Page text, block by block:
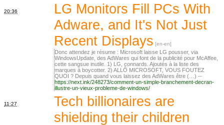
20:36
LG Monitors Fill PCs With
Adware, and It's Not Just
Recent Displays
Donc attendez je résume : Microsoft laisse LG pousser, via
WindowsUpdate, des AdWares qui font de la publicité pour McAffee,
cette sangsue inutile. 1) LG, connards. Ajoutés à la liste des
marques à boycotter. 2) ALLÔ MICROSOFT, VOUS FOUTEZ
QUOI ? Depuis quand vous laissez des AdWares être (…) --
https://next.ink/248273/comment-un-simple-branchement-decran-
illustre-un-vieux-probleme-de-windows/
11:27
Tech billionaires are
shielding their children